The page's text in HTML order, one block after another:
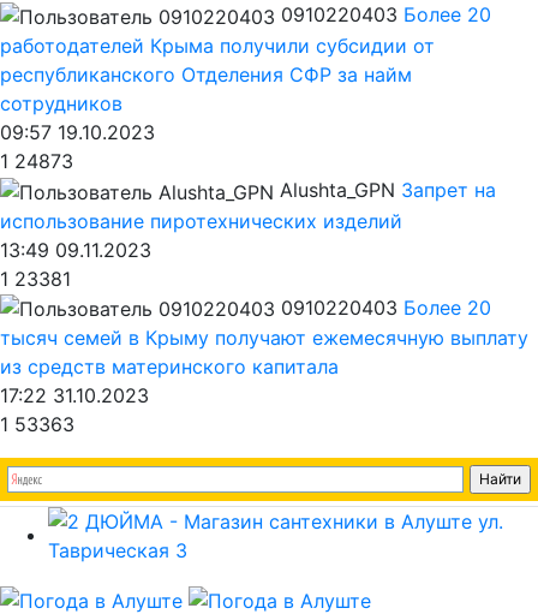
0910220403 Более 20
работодателей Крыма получили субсидии от
республиканского Отделения СФР за найм
сотрудников
09:57 19.10.2023
1 24873
Alushta_GPN Запрет на
использование пиротехнических изделий
13:49 09.11.2023
1 23381
0910220403 Более 20
тысяч семей в Крыму получают ежемесячную выплату
из средств материнского капитала
17:22 31.10.2023
1 53363